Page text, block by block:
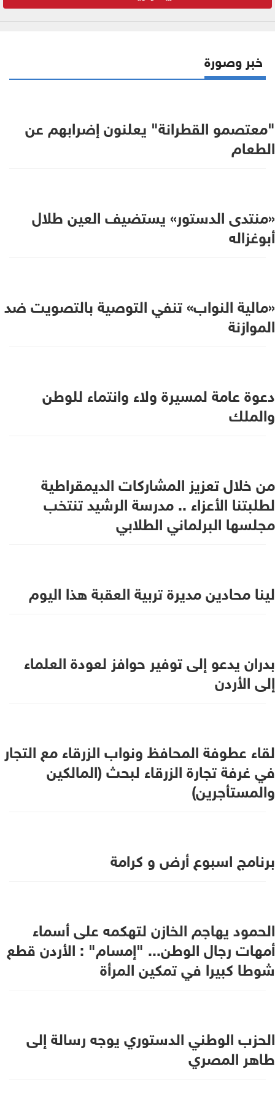
خبر وصورة
"معتصمو القطرانة" يعلنون إضرابهم عن
الطعام
«منتدى الدستور» يستضيف العين طلال
أبوغزاله
«مالية النواب» تنفي التوصية بالتصويت ضد
الموازنة
دعوة عامة لمسيرة ولاء وانتماء للوطن
والملك
من خلال تعزيز المشاركات الديمقراطية
لطلبتنا الأعزاء .. مدرسة الرشيد تنتخب
مجلسها البرلماني الطلابي
لينا محادين مديرة تربية العقبة هذا اليوم
بدران يدعو إلى توفير حوافز لعودة العلماء
إلى الأردن
لقاء عطوفة المحافظ ونواب الزرقاء مع التجار
في غرفة تجارة الزرقاء لبحث (المالكين
والمستأجرين)
برنامج اسبوع أرض و كرامة
الحمود يهاجم الخازن لتهكمه على أسماء
أمهات رجال الوطن... "إمسام" : الأردن قطع
شوطا كبيرا في تمكين المرأة
الحزب الوطني الدستوري يوجه رسالة إلى
طاهر المصري